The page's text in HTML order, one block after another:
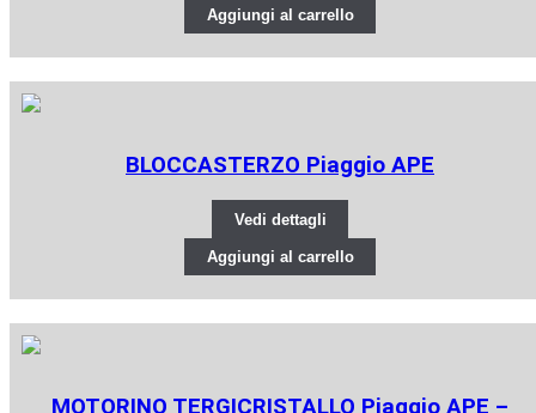
Aggiungi al carrello
BLOCCASTERZO Piaggio APE
Vedi dettagli
Aggiungi al carrello
MOTORINO TERGICRISTALLO Piaggio APE –